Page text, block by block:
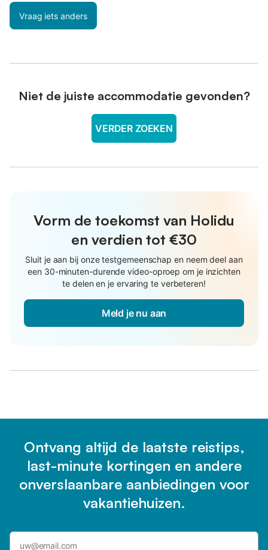
Vraag iets anders
Niet de juiste accommodatie gevonden?
VERDER ZOEKEN
Vorm de toekomst van Holidu
en verdien tot €30
Sluit je aan bij onze testgemeenschap en neem deel aan
een 30-minuten-durende video-oproep om je inzichten
te delen en je ervaring te verbeteren!
Meld je nu aan
Ontvang altijd de laatste reistips,
last-minute kortingen en andere
onverslaanbare aanbiedingen voor
vakantiehuizen.